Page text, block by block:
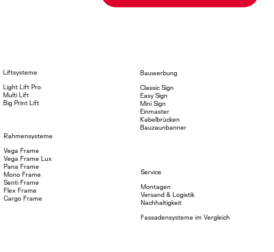
Rahmensysteme
Vega Frame
Pana Frame
Mono Frame
Senti Frame
Flex Frame
Cargo Frame
Vega Frame Lux
Light Lift Pro
Liftsysteme
Multi Lift
Big Print Lift
Classic Sign
Bauwerbung
Easy Sign
Mini Sign
Einmaster
Kabelbrücken
Bauzaunbanner
Montagen
Service
Versand & Logistik
Nachhaltigkeit
Fassadensysteme im Vergleich